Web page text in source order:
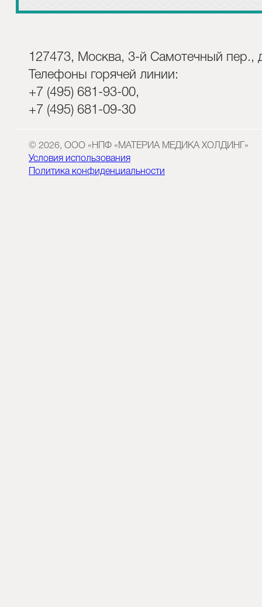
127473, Москва, 3-й Самотечный пер.,
Телефоны горячей линии:
+7 (495) 681-93-00,
+7 (495) 681-09-30
© 2026, ООО «НПФ «МАТЕРИА МЕДИКА ХОЛДИНГ»
Условия использования
Политика конфиденциальности